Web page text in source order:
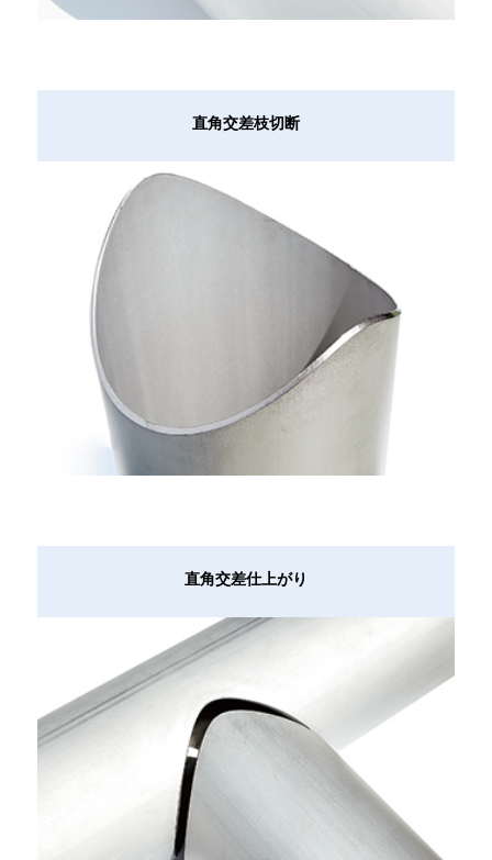
直角交差枝切断
直角交差仕上がり